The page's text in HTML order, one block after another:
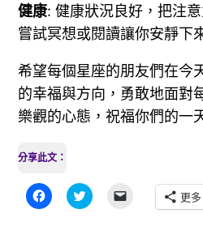
健康: 健康狀況良好，把注
嘗試冥想或閱讀讓你安靜下
希望每個星座的朋友們在今
的幸福與方向，勇敢地面對
樂觀的心態，祝福你們的一
分享此文：
按
一
分
享 更多